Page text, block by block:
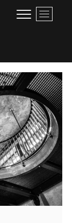
M
e
o
p